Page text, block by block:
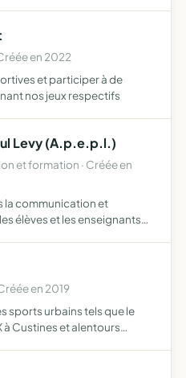
en 2022
et participer à de
nos jeux respectifs
Levy (A.p.e.p.l.)
et formation · Créée en
la communication et
élèves et les enseignants
en 2019
sports urbains tels que le
à Custines et alentours